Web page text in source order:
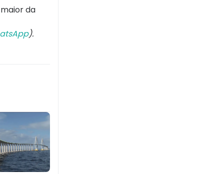
da
).